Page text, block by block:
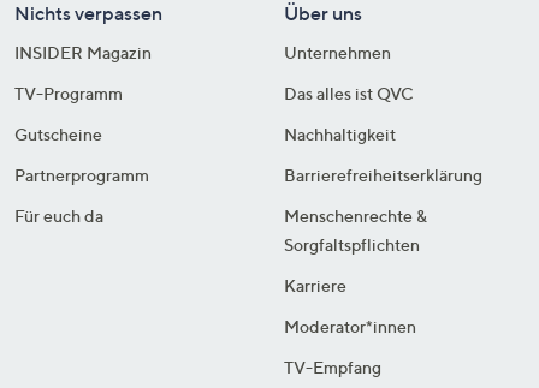
Nichts verpassen
INSIDER Magazin
TV-Programm
Gutscheine
Partnerprogramm
Für euch da
Über uns
Unternehmen
Das alles ist QVC
Nachhaltigkeit
Barrierefreiheitserklärung
Menschenrechte &
Sorgfaltspflichten
Karriere
Moderator*innen
TV-Empfang